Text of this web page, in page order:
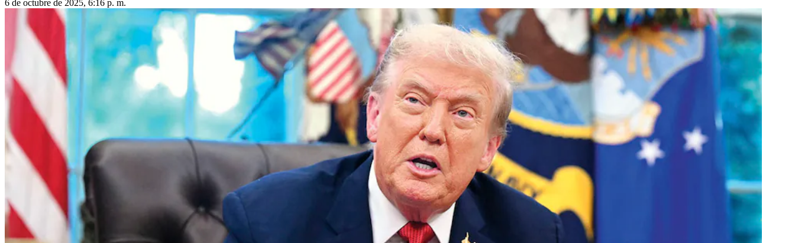
6 de octubre de 2025, 6:16 p. m.